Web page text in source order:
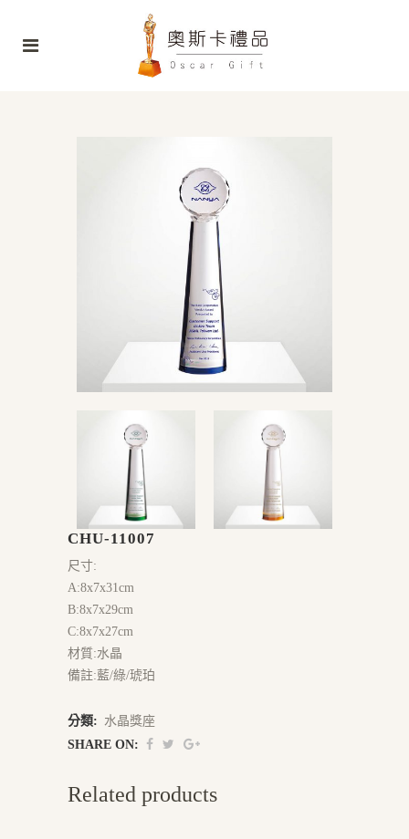
CHU-11007
尺寸:
A:8x7x31cm
B:8x7x29cm
C:8x7x27cm
材質:水晶
備註:藍/綠/琥珀
分類: 水晶獎座
SHARE ON:
Related products